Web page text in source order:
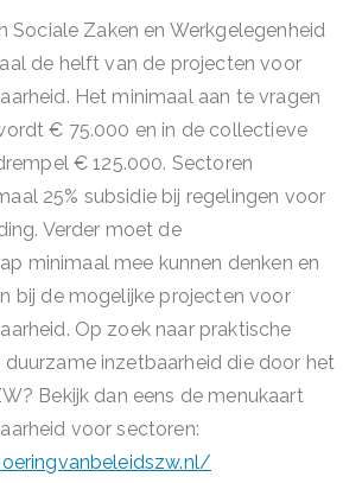
Sociale Zaken en Werkgelegenheid
de helft van de projecten voor
Het minimaal aan te vragen
€ 75.000 en in de collectieve
€ 125.000. Sectoren
25% subsidie bij regelingen voor
Verder moet de
minimaal mee kunnen denken en
bij de mogelijke projecten voor
Op zoek naar praktische
inzetbaarheid die door het
Bekijk dan eens de menukaart
voor sectoren: